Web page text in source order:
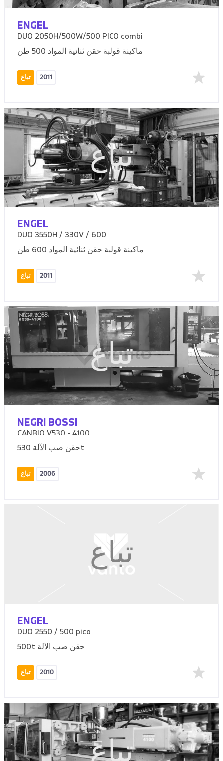
ENGEL
DUO 2050H/500W/500 PICO combi
ماكينة قولبة حقن ثنائية المواد 500 طن
تباع 2011
تباع
ENGEL
DUO 3550H / 330V / 600
ماكينة قولبة حقن ثنائية المواد 600 طن
تباع 2011
تباع
NEGRI BOSSI
CANBIO V530 - 4100
حقن صب الآلة 530t
تباع 2006
تباع
ENGEL
DUO 2550 / 500 pico
500t حقن صب الآلة
تباع 2010
تباع